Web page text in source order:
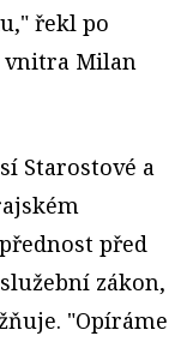
řekl po
Milan
Starostové a
před
zákon,
"Opíráme